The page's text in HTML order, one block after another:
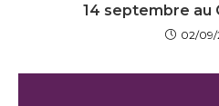
14 septembre au
02/09/